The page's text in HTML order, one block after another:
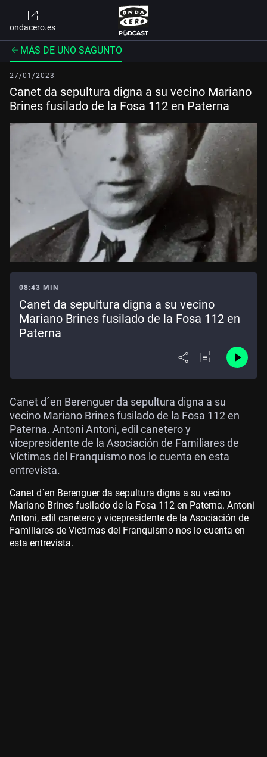
ondacero.es
MÁS DE UNO SAGUNTO
27/01/2023
Canet da sepultura digna a su vecino Mariano
Brines fusilado de la Fosa 112 en Paterna
08:43 MIN
Canet da sepultura digna a su vecino
Mariano Brines fusilado de la Fosa 112 en
Paterna
Canet d´en Berenguer da sepultura digna a su
vecino Mariano Brines fusilado de la Fosa 112 en
Paterna. Antoni Antoni, edil canetero y
vicepresidente de la Asociación de Familiares de
Víctimas del Franquismo nos lo cuenta en esta
entrevista.
Canet d´en Berenguer da sepultura digna a su vecino
Mariano Brines fusilado de la Fosa 112 en Paterna. Antoni
Antoni, edil canetero y vicepresidente de la Asociación de
Familiares de Víctimas del Franquismo nos lo cuenta en
esta entrevista.